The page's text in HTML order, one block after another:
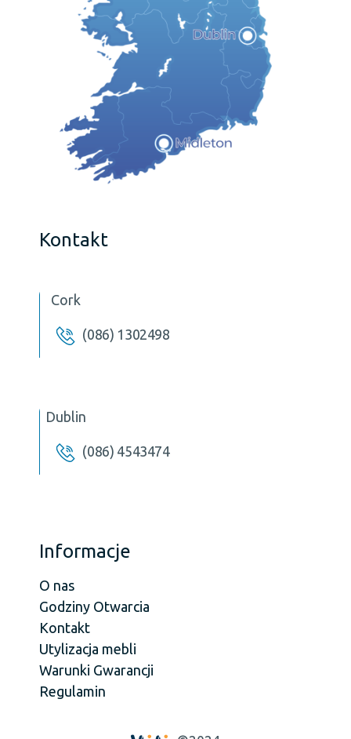
Kontakt
Cork
(086) 1302498
Dublin
(086) 4543474
Informacje
O nas
Godziny Otwarcia
Kontakt
Utylizacja mebli
Warunki Gwarancji
Regulamin